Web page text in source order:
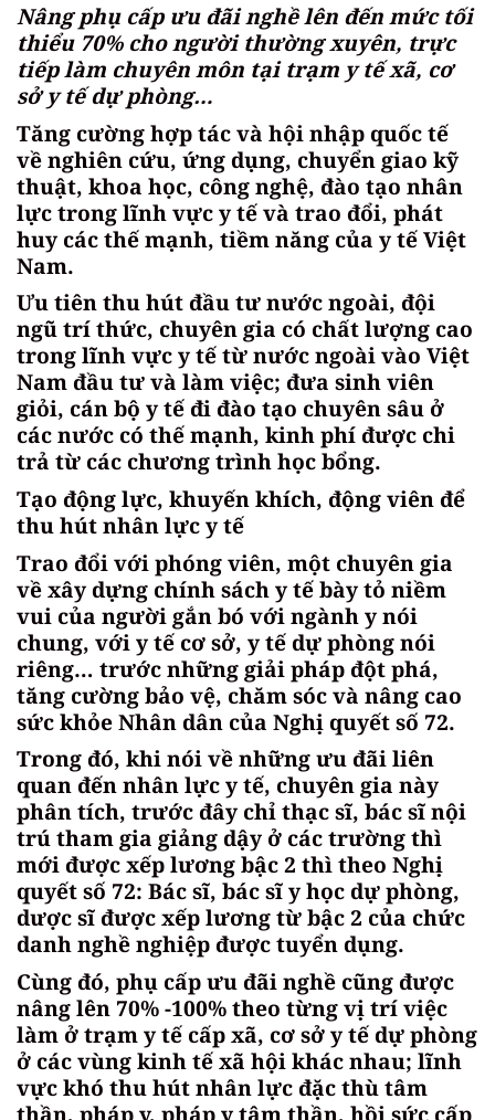
Nâng phụ cấp ưu đãi nghề lên đến mức tối
thiểu 70% cho người thường xuyên, trực
tiếp làm chuyên môn tại trạm y tế xã, cơ
sở y tế dự phòng…
Tăng cường hợp tác và hội nhập quốc tế
về nghiên cứu, ứng dụng, chuyển giao kỹ
thuật, khoa học, công nghệ, đào tạo nhân
lực trong lĩnh vực y tế và trao đổi, phát
huy các thế mạnh, tiềm năng của y tế Việt
Nam.
Ưu tiên thu hút đầu tư nước ngoài, đội
ngũ trí thức, chuyên gia có chất lượng cao
trong lĩnh vực y tế từ nước ngoài vào Việt
Nam đầu tư và làm việc; đưa sinh viên
giỏi, cán bộ y tế đi đào tạo chuyên sâu ở
các nước có thế mạnh, kinh phí được chi
trả từ các chương trình học bổng.
Tạo động lực, khuyến khích, động viên để
thu hút nhân lực y tế
Trao đổi với phóng viên, một chuyên gia
về xây dựng chính sách y tế bày tỏ niềm
vui của người gắn bó với ngành y nói
chung, với y tế cơ sở, y tế dự phòng nói
riêng… trước những giải pháp đột phá,
tăng cường bảo vệ, chăm sóc và nâng cao
sức khỏe Nhân dân của Nghị quyết số 72.
Trong đó, khi nói về những ưu đãi liên
quan đến nhân lực y tế, chuyên gia này
phân tích, trước đây chỉ thạc sĩ, bác sĩ nội
trú tham gia giảng dậy ở các trường thì
mới được xếp lương bậc 2 thì theo Nghị
quyết số 72: Bác sĩ, bác sĩ y học dự phòng,
dược sĩ được xếp lương từ bậc 2 của chức
danh nghề nghiệp được tuyển dụng.
Cùng đó, phụ cấp ưu đãi nghề cũng được
nâng lên 70% -100% theo từng vị trí việc
làm ở trạm y tế cấp xã, cơ sở y tế dự phòng
ở các vùng kinh tế xã hội khác nhau; lĩnh
vực khó thu hút nhân lực đặc thù tâm
thần, pháp y, pháp y tâm thần, hồi sức cấp